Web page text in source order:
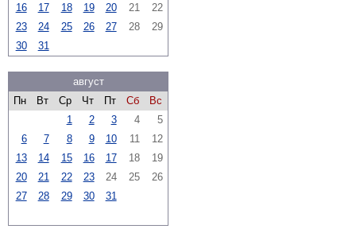
16
17 18 19 20 21
22
23
24 25 26 27 28
29
30
31
август
Пн
Вт Ср Чт Пт Сб
Вс
1
2 3 4
5
6
7 8 9 10 11
12
13
14 15 16 17 18
19
20
21 22 23 24 25
26
27
28 29 30 31